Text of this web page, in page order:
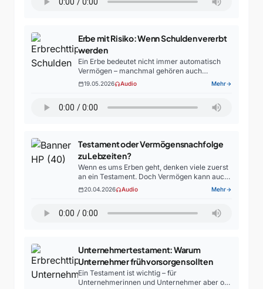
Erbe mit Risiko: Wenn Schulden vererbt
werden
Ein Erbe bedeutet nicht immer automatisch
Vermögen – manchmal gehören auch
Schulden zum Nachlass. Im aktuellen
Erbrechtstipp spricht Rechtsanwalt Thorsten
worauf Erben achten sollten,…
calendar_today19.05.2026headphonesAudio Mehrarrow_forward
Testament oder Vermögensnachfolge
zu Lebzeiten?
Wenn es ums Erben geht, denken viele zuerst
an ein Testament. Doch Vermögen kann auch
schon zu Lebzeiten übertragen werden – etwa
durch Schenkungen,
Geldbeträge. Das kann…
calendar_today20.04.2026headphonesAudio Mehrarrow_forward
Unternehmertestament: Warum
Unternehmer früh vorsorgen sollten
Ein Testament ist wichtig – für
Unternehmerinnen und Unternehmer aber oft